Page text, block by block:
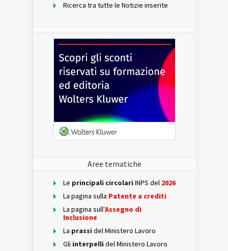
Ricerca tra tutte le Notizie inserite
Aree tematiche
Le principali circolari INPS del 2026
La pagina sulla Patente a crediti
La pagina sull'Assegno di
Inclusione
La prassi del Ministero Lavoro
Gli interpelli del Ministero Lavoro